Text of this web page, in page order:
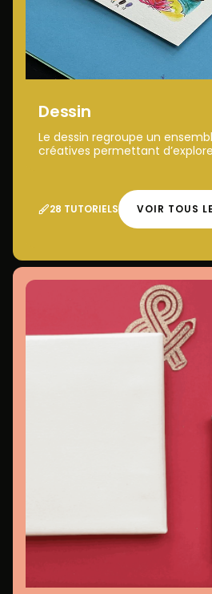
Dessin
Le dessin regroupe un
créatives permettant
28 TUTORIELS VOIR TOUS